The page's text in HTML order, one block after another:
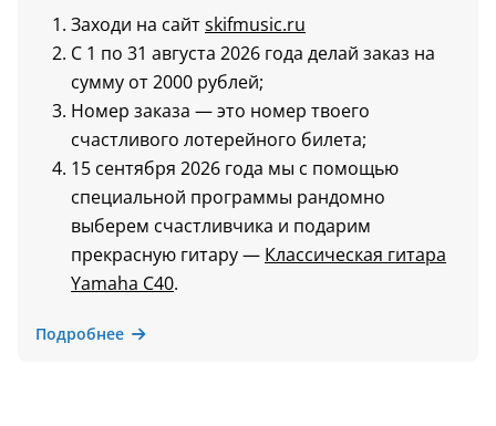
Заходи на сайтskifmusic.ru
С 1 по 31 августа 2026 года делай заказ на
сумму от 2000 рублей;
Номер заказа — это номер твоего
счастливого лотерейного билета;
15 сентября 2026 года мы с помощью
специальной программы рандомно
выберем счастливчика и подарим
прекрасную гитару — Классическая гитара
Yamaha C40.
Подробнее